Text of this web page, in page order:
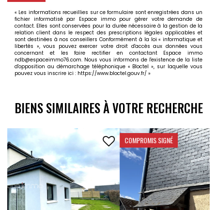
« Les informations recueillies sur ce formulaire sont enregistrées dans un
fichier informatisé par Espace immo pour gérer votre demande de
contact. Elles sont conservées pour la durée nécessaire à la gestion de la
relation client dans le respect des prescriptions légales applicables et
sont destinées à nos conseillers Conformément à la loi « informatique et
libertés », vous pouvez exercer votre droit d'accès aux données vous
concernant et les faire rectifier en contactant Espace immo
ndb@espaceimmo76.com. Nous vous informons de l'existence de la liste
d'opposition au démarchage téléphonique « Bloctel », sur laquelle vous
pouvez vous inscrire ici : https://www.bloctel.gouv.fr/ »
BIENS SIMILAIRES À VOTRE RECHERCHE
COMPROMIS SIGNÉ